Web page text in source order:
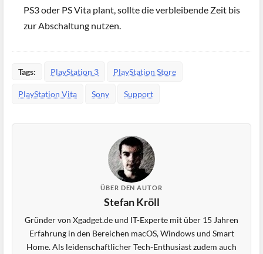
PS3 oder PS Vita plant, sollte die verbleibende Zeit bis
zur Abschaltung nutzen.
Tags: PlayStation 3 PlayStation Store
PlayStation Vita Sony Support
ÜBER DEN AUTOR
Stefan Kröll
Gründer von Xgadget.de und IT-Experte mit über 15 Jahren
Erfahrung in den Bereichen macOS, Windows und Smart
Home. Als leidenschaftlicher Tech-Enthusiast zudem auch